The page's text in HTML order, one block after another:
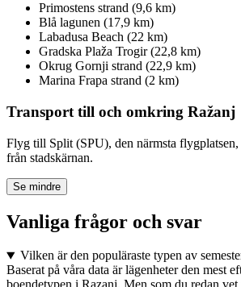
Primostens strand (9,6 km)
Blå lagunen (17,9 km)
Labadusa Beach (22 km)
Gradska Plaža Trogir (22,8 km)
Okrug Gornji strand (22,9 km)
Marina Frapa strand (2 km)
Transport till och omkring Ražanj
Flyg till Split (SPU), den närmsta
från stadskärnan.
Se mindre
Vanliga frågor och svar
Vilken är den populäraste typen av
Baserat på våra data är lägenheter den mest